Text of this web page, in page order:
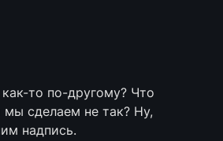
то по-другому? Что
мы сделаем не так? Ну,
надпись.